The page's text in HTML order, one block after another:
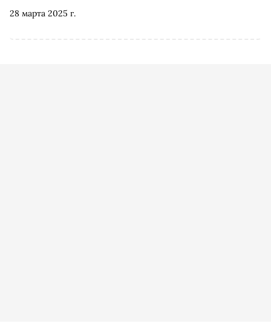
28 марта 2025 г.
профессиональной музыкальной премии BraVo. На